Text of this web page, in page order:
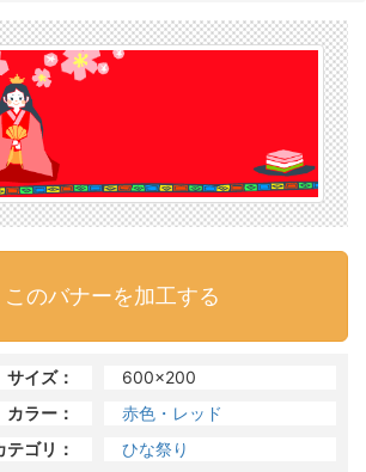
のバナーを加工する
サイズ：
600x200
カラー：
赤色・レッド
テゴリ：
ひな祭り